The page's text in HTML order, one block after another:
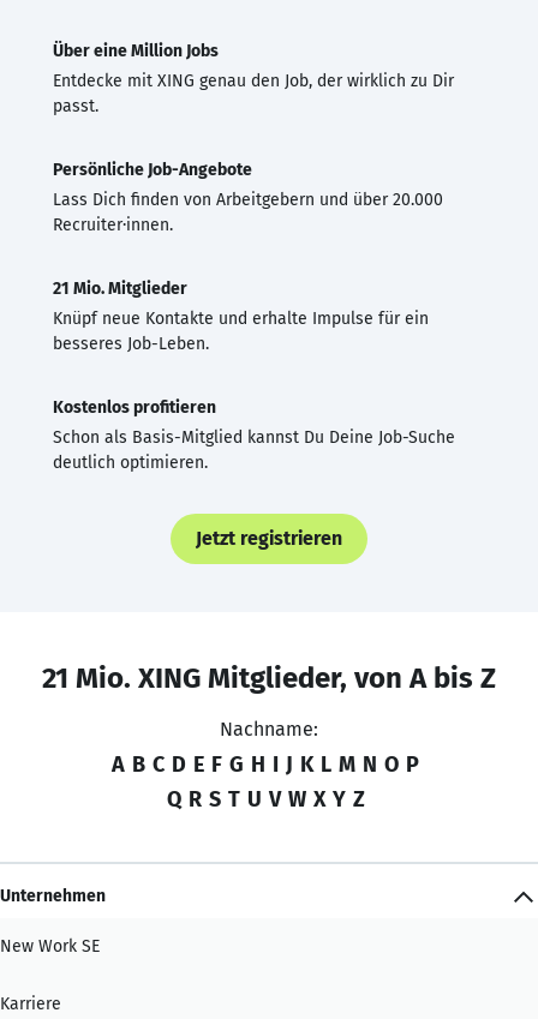
Über eine Million Jobs
Entdecke mit XING genau den Job, der wirklich zu Dir
passt.
Persönliche Job-Angebote
Lass Dich finden von Arbeitgebern und über 20.000
Recruiter·innen.
21 Mio. Mitglieder
Knüpf neue Kontakte und erhalte Impulse für ein
besseres Job-Leben.
Kostenlos profitieren
Schon als Basis-Mitglied kannst Du Deine Job-Suche
deutlich optimieren.
Jetzt registrieren
21 Mio. XING Mitglieder, von A bis Z
Nachname:
A B C D E F G H I J K L M N O P
Q R S T U V W X Y Z
Unternehmen
New Work SE
Karriere